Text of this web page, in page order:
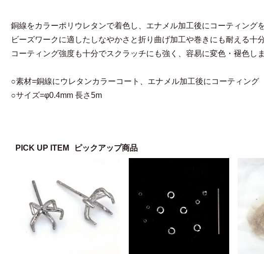
銅線をカラーポリウレタンで着色し、エナメル加工後にコーティング
ビーズワークに適したしなやかさと折り曲げ加工や巻きにも耐える十
コーティング強度も十分でスクラッチにも強く、容易に変色・褪色し
○素材=銅線にウレタンカラーコート、エナメル加工後にコーティング
○サイズ=φ0.4mm 長さ5m
PICK UP ITEM ピックアップ商品